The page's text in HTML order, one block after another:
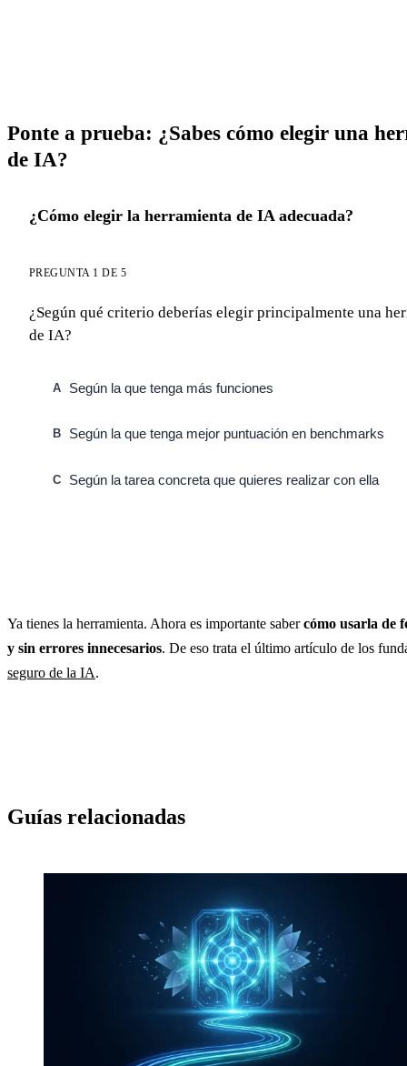
Ponte a prueba: ¿Sabes cómo elegir una
de IA?
¿Cómo elegir la herramienta de IA adecuada?
PREGUNTA 1 DE 5
¿Según qué criterio deberías elegir principalmente una
de IA?
A Según la que tenga más funciones
B Según la que tenga mejor puntuación en benchmarks
C Según la tarea concreta que quieres realizar con ella
Ya tienes la herramienta. Ahora es importante sabercómo usarla de
y sin errores innecesarios. De eso trata el último artículo de los
seguro de la IA.
Guías relacionadas